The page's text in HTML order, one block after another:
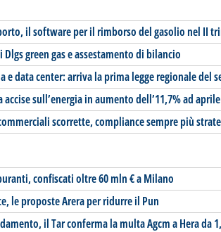
il software per il rimborso del gasolio nel II
Dlgs green gas e assestamento di bilancio
e data center: arriva la prima legge regionale del
sull’energia in aumento dell’11,7% ad aprile
scorrette, compliance sempre più
confiscati oltre 60 mln € a Milano
le proposte Arera per ridurre il Pun
il Tar conferma la multa Agcm a Hera da